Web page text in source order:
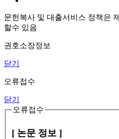
문헌복사 및 대출서비스 정책은
할수 있음
권호소장정보
닫기
오류접수
닫기
오류접수
[ 논문 정보 ]